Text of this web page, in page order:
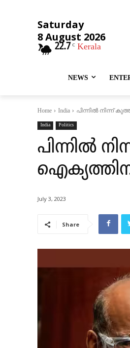
Saturday
8 August 2026
22.7 C Kerala
NEWS
Home India പിന്നില്‍ നിന്ന്
India Politics
പിന്നില്‍
July 3, 2023
Share